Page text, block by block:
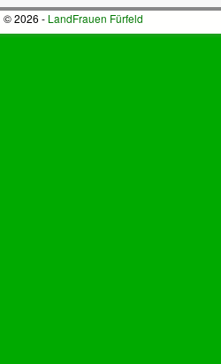
© 2026 - LandFrauen Fürfeld